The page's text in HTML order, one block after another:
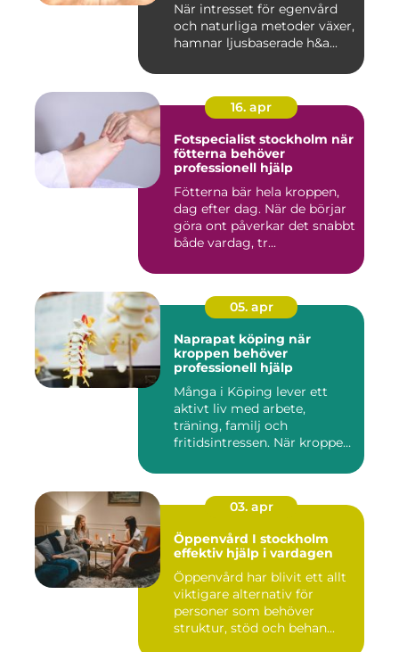
När intresset för egenvård
och naturliga metoder växer,
hamnar ljusbaserade h&a...
16. apr
Fotspecialist stockholm när
fötterna behöver
professionell hjälp
Fötterna bär hela kroppen,
dag efter dag. När de börjar
göra ont påverkar det snabbt
både vardag, tr...
05. apr
Naprapat köping när
kroppen behöver
professionell hjälp
Många i Köping lever ett
aktivt liv med arbete,
träning, familj och
fritidsintressen. När kroppen
03. apr
Öppenvård I stockholm
effektiv hjälp i vardagen
Öppenvård har blivit ett allt
viktigare alternativ för
personer som behöver
struktur, stöd och behan...